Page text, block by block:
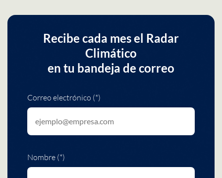
Recibe cada mes el Radar
Climático
en tu bandeja de correo
Correo electrónico (*)
Nombre (*)